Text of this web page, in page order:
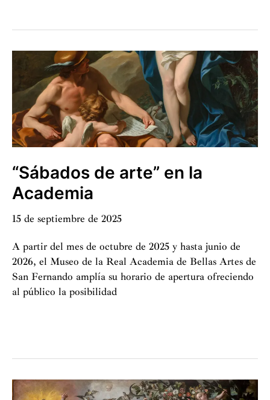
Academia
de
Artes
de
San
Fernando
y
Fundación
Unicaja
exponen
en
"El
viaje
de
la
Murillo"
“Sábados de arte” en la
Academia
15 de septiembre de 2025
A partir del mes de octubre de 2025 y hasta junio de
2026, el Museo de la Real Academia de Bellas Artes de
San Fernando amplía su horario de apertura ofreciendo
al público la posibilidad
arte”
en
la